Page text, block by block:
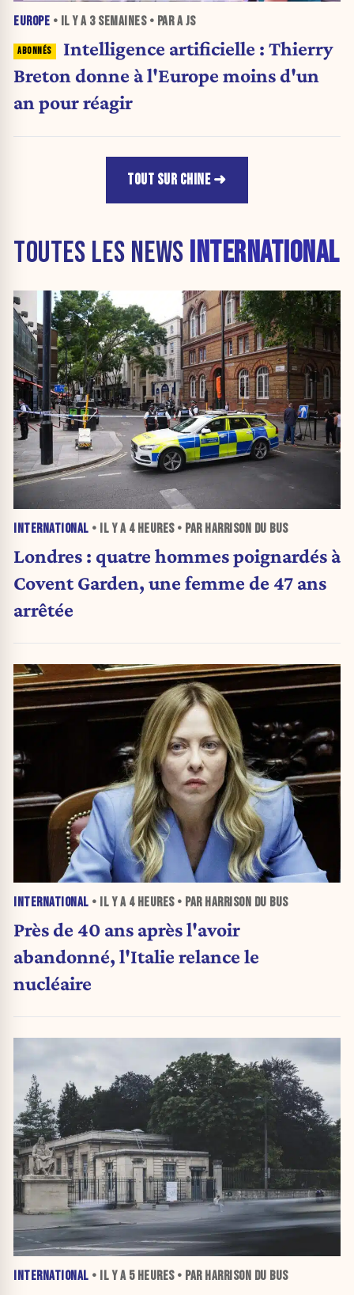
EUROPE • IL Y A 3 SEMAINES• PAR A JS
Intelligence artificielle : Thierry
Breton donne à l'Europe moins d'un
an pour réagir
TOUT SUR CHINE
TOUTES LES NEWS INTERNATIONAL
INTERNATIONAL • IL Y A 4 HEURES• PAR HARRISON DU BUS
Londres : quatre hommes poignardés à
Covent Garden, une femme de 47 ans
arrêtée
INTERNATIONAL • IL Y A 4 HEURES• PAR HARRISON DU BUS
Près de 40 ans après l'avoir
abandonné, l'Italie relance le
nucléaire
INTERNATIONAL • IL Y A 5 HEURES• PAR HARRISON DU BUS